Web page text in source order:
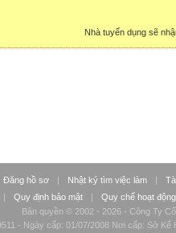
Nhà tuyển dụng sẽ
Đăng hồ sơ | Nhật ký tìm việc làm |
| Quy định bảo mật |
Quy chế hoạt động
Bản quyền © 2002 - 2026 - Công Ty
- Ngày cấp: 01/07/2008 Nơi cấp: Sở